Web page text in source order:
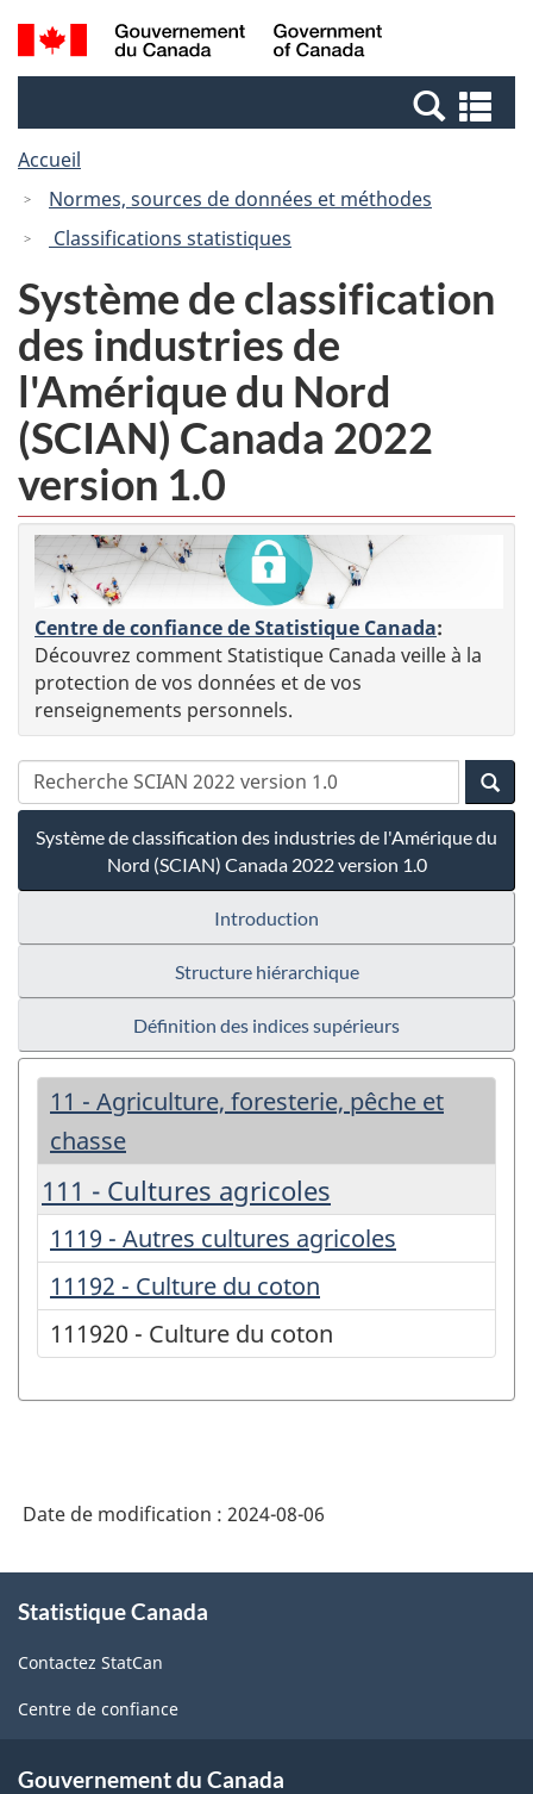
Passer
au
Passer
à
Canada
Recherche
et
et
Accueil
Normes, sources de données et méthodes
Classifications statistiques
Système de classification
des industries de
l'Amérique du Nord
(SCIAN) Canada 2022
version 1.0
Centre de confiance de Statistique Canada:
Découvrez comment Statistique Canada veille à la
protection de vos données et de vos
renseignements personnels.
Système de classification des industries de l'Amérique du
Nord (SCIAN) Canada 2022 version 1.0
Introduction
Structure hiérarchique
Définition des indices supérieurs
11 - Agriculture, foresterie, pêche et
chasse
111 - Cultures agricoles
1119 - Autres cultures agricoles
11192 - Culture du coton
111920 - Culture du coton
Date de modification : 2024-08-06
propos
ce
site
Statistique Canada
Contactez StatCan
Centre de confiance
Gouvernement du Canada